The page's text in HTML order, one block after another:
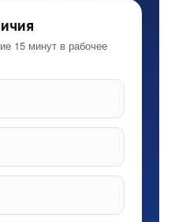
15 минут в рабочее